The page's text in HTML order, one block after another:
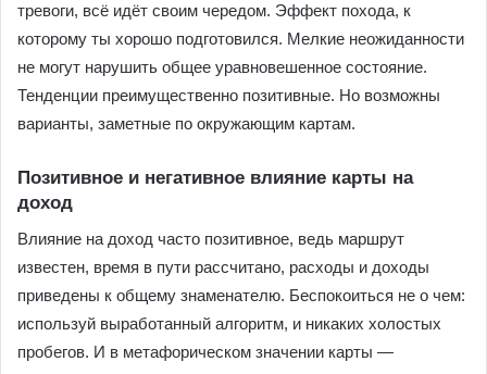
тревоги, всё идёт своим чередом. Эффект похода, к
которому ты хорошо подготовился. Мелкие неожиданности
не могут нарушить общее уравновешенное состояние.
Тенденции преимущественно позитивные. Но возможны
варианты, заметные по окружающим картам.
Позитивное и негативное влияние карты на
доход
Влияние на доход часто позитивное, ведь маршрут
известен, время в пути рассчитано, расходы и доходы
приведены к общему знаменателю. Беспокоиться не о чем:
используй выработанный алгоритм, и никаких холостых
пробегов. И в метафорическом значении карты —